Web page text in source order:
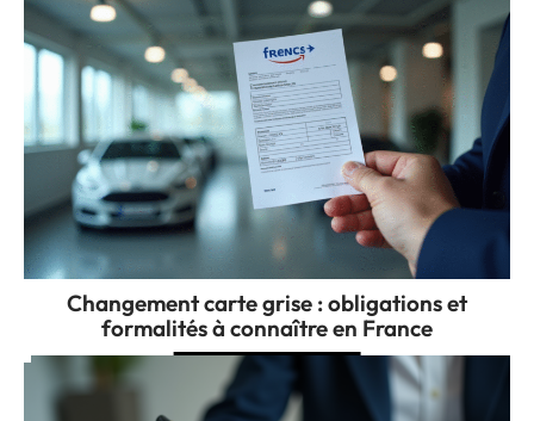
Changement carte grise : obligations et
formalités à connaître en France